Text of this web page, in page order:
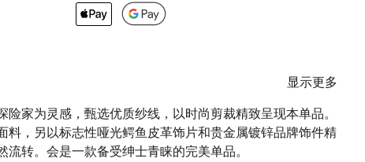
显示更多
险家为灵感，甄选优质纱线，以时尚剪裁精致呈现本单品。
料，另以标志性哑光鳄鱼皮革饰片和贵金属镀锌品牌饰件精
转。会是一款备受绅士青睐的完美单品。